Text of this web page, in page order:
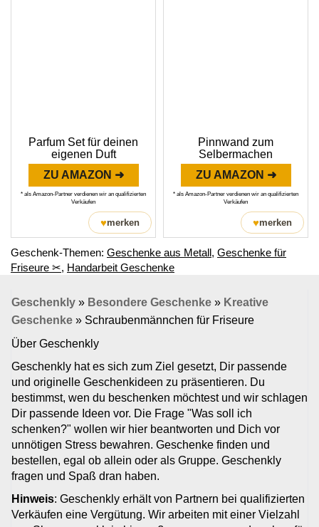
Parfum Set für deinen
eigenen Duft
ZU AMAZON ➜
* als Amazon-Partner verdienen wir an qualifizierten
Verkäufen
♥merken
Pinnwand zum
Selbermachen
ZU AMAZON ➜
* als Amazon-Partner verdienen wir an qualifizierten
Verkäufen
♥merken
Geschenk-Themen: Geschenke aus Metall, Geschenke für
Friseure ✂, Handarbeit Geschenke
Geschenkly » Besondere Geschenke » Kreative
Geschenke » Schraubenmännchen für Friseure
Über Geschenkly
Geschenkly hat es sich zum Ziel gesetzt, Dir passende
und originelle Geschenkideen zu präsentieren. Du
bestimmst, wen du beschenken möchtest und wir schlagen
Dir passende Ideen vor. Die Frage "Was soll ich
schenken?" wollen wir hier beantworten und Dich vor
unnötigen Stress bewahren. Geschenke finden und
bestellen, egal ob allein oder als Gruppe. Geschenkly
fragen und Spaß dran haben.
Hinweis: Geschenkly erhält von Partnern bei qualifizierten
Verkäufen eine Vergütung. Wir arbeiten mit einer Vielzahl